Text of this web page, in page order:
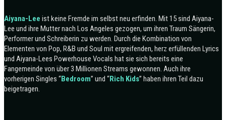
Aiyana-Lee ist keine Fremde im selbst neu erfinden. Mit 15 sind Aiyana-
Lee und ihre Mutter nach Los Angeles gezogen, um ihren Traum Sängerin,
Performer und Schreiberin zu werden. Durch die Kombination von
Elementen von Pop, R&B und Soul mit ergreifenden, herz erfüllenden Lyrics
und Aiyana-Lees Powerhouse Vocals hat sie sich bereits eine
Fangemeinde von über 3 Millionen Streams gewonnen. Auch ihre
vorherigen Singles “Bedroom” und “Rich Kids” haben ihren Teil dazu
beigetragen.